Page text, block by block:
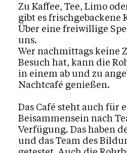
Zu Kaffee, Tee, Limo
gibt es frischgebackene
Über eine freiwillige
uns.
Wer nachmittags keine
Besuch hat, kann die
in einem ab und zu
Nachtcafé genießen.
Das Café steht auch für
Beisammensein nach
Verfügung. Das haben
und das Team des